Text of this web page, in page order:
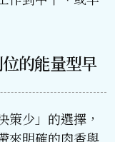
的能量型早
策少」的選擇，
來明確的肉香與